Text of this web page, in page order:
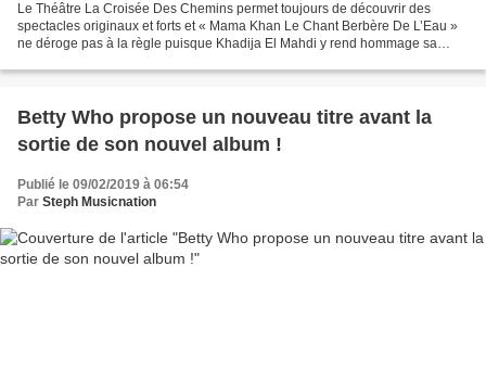
Le Théâtre La Croisée Des Chemins permet toujours de découvrir des
spectacles originaux et forts et « Mama Khan Le Chant Berbère De L’Eau »
ne déroge pas à la règle puisque Khadija El Mahdi y rend hommage sa
Betty Who propose un nouveau titre avant la
sortie de son nouvel album !
Publié le 09/02/2019 à 06:54
Par Steph Musicnation